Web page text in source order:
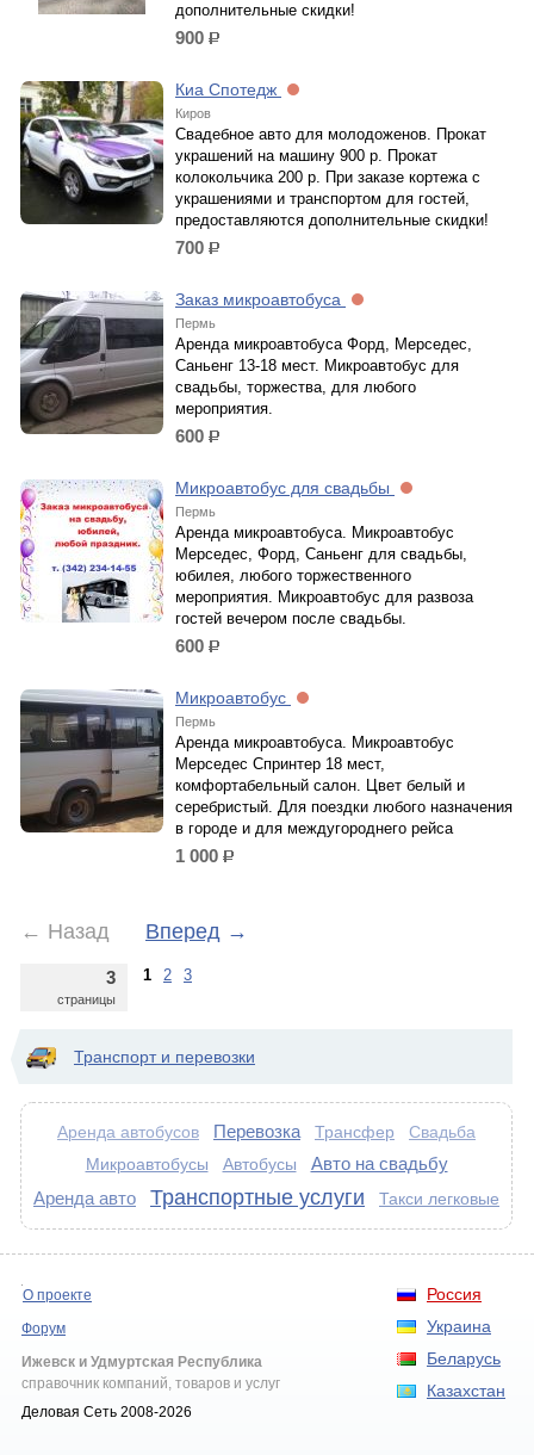
дополнительные скидки!
900 р.
Киа Спотедж
Киров
Свадебное авто для молодоженов. Прокат
украшений на машину 900 р. Прокат
колокольчика 200 р. При заказе кортежа с
украшениями и транспортом для гостей,
предоставляются дополнительные скидки!
700 р.
Заказ микроавтобуса
Пермь
Аренда микроавтобуса Форд, Мерседес,
Саньенг 13-18 мест. Микроавтобус для
свадьбы, торжества, для любого
мероприятия.
600 р.
Микроавтобус для свадьбы
Пермь
Аренда микроавтобуса. Микроавтобус
Мерседес, Форд, Саньенг для свадьбы,
юбилея, любого торжественного
мероприятия. Микроавтобус для развоза
гостей вечером после свадьбы.
600 р.
Микроавтобус
Пермь
Аренда микроавтобуса. Микроавтобус
Мерседес Спринтер 18 мест,
комфортабельный салон. Цвет белый и
серебристый. Для поездки любого назначения
в городе и для междугороднего рейса
1 000 р.
← Назад Вперед →
3
страницы
1 2 3
Транспорт и перевозки
Аренда автобусов Перевозка Трансфер Свадьба
Микроавтобусы Автобусы
Авто на свадьбу
Аренда авто
Транспортные услуги Такси легковые
Россия
Украина
Беларусь
Казахстан
О проекте
Форум
Ижевск и Удмуртская Республика
справочник компаний, товаров и услуг
Деловая Сеть 2008-2026